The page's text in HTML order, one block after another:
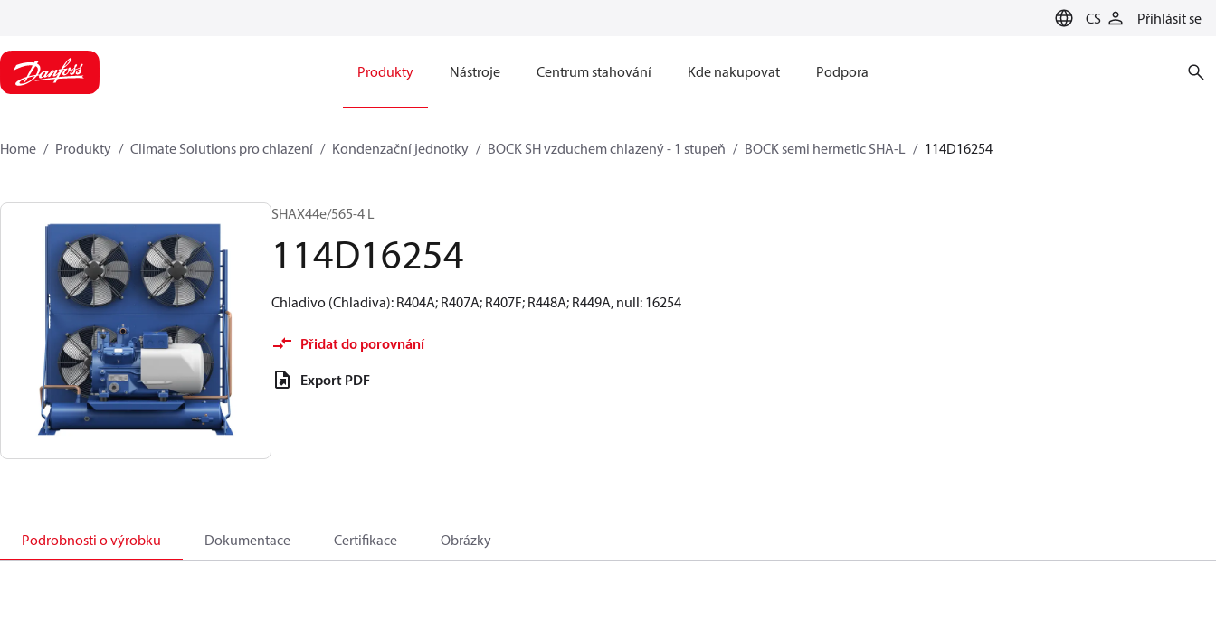
CS Přihlásit se
Produkty Nástroje Centrum stahování Kde nakupovat Podpora
Home Produkty Climate Solutions pro chlazení Kondenzační jednotky BOCK SH vzduchem chlazený - 1 stupeň BOCK semi hermetic SHA-L 114D16254
SHAX44e/565-4 L
114D16254
Chladivo (Chladiva): R404A; R407A; R407F; R448A; R449A, null: 16254
Přidat do porovnání
Export PDF
Podrobnosti o výrobku Dokumentace Certifikace Obrázky